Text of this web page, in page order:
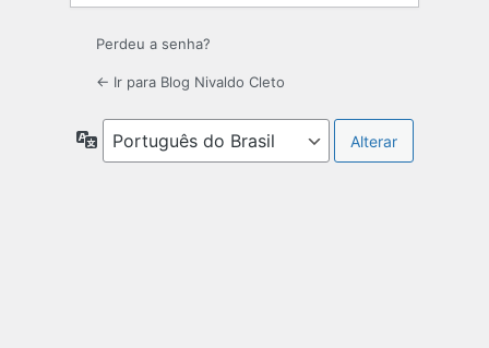
Perdeu a senha?
← Ir para Blog Nivaldo Cleto
Idioma